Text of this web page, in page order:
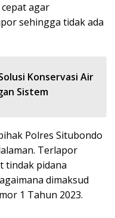
agar
sehingga tidak ada
Konservasi Air
Sistem
Polres Situbondo
Terlapor
tindak pidana
dimaksud
1 Tahun 2023.